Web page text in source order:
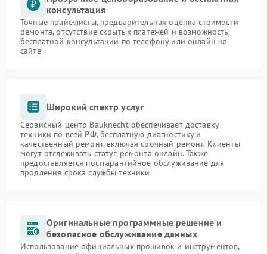
консультация
Точные прайс-листы, предварительная оценка стоимости
ремонта, отсутствие скрытых платежей и возможность
бесплатной консультации по телефону или онлайн на
сайте
Широкий спектр услуг
Сервисный центр Bauknecht обеспечивает доставку
техники по всей РФ, бесплатную диагностику и
качественный ремонт, включая срочный ремонт. Клиенты
могут отслеживать статус ремонта онлайн. Также
предоставляется постгарантийное обслуживание для
продления срока службы техники
Оригинальные программные решение и
безопасное обслуживание данных
Использование официальных прошивок и инструментов,